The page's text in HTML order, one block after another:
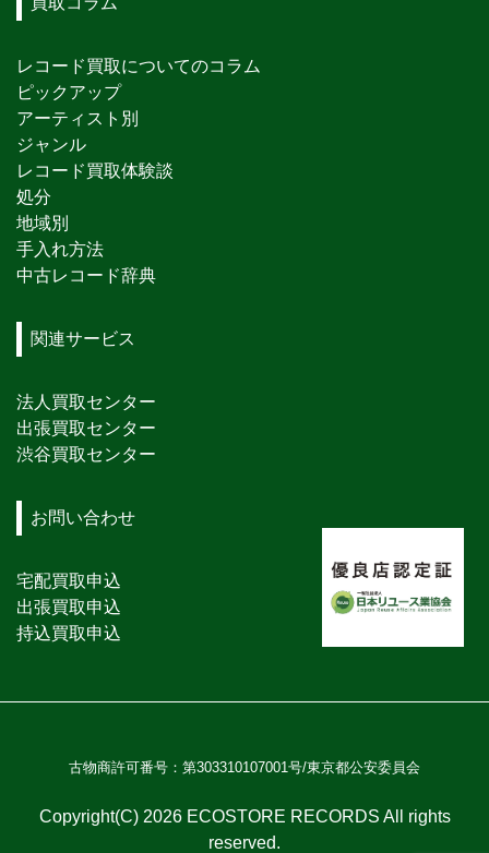
レコード買取についてのコラム
ピックアップ
アーティスト別
ジャンル
レコード買取体験談
処分
地域別
手入れ方法
中古レコード辞典
関連サービス
法人買取センター
出張買取センター
渋谷買取センター
お問い合わせ
宅配買取申込
出張買取申込
持込買取申込
古物商許可番号：第303310107001号/東京都公安委員会
Copyright(C) 2026 ECOSTORE RECORDS All rights
reserved.